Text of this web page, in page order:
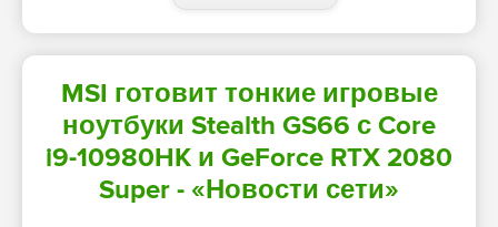
MSI готовит тонкие игровые
ноутбуки Stealth GS66 с Core
i9-10980HK и GeForce RTX 2080
Super - «Новости сети»